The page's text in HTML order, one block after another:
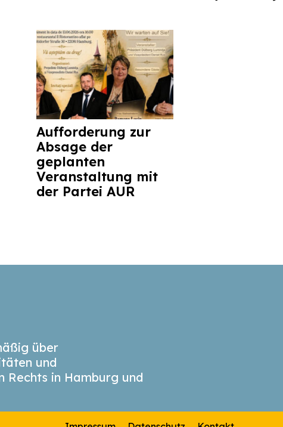
Aufforderung zur
Absage der
geplanten
Veranstaltung mit
der Partei AUR
über
und
Rechts in Hamburg und